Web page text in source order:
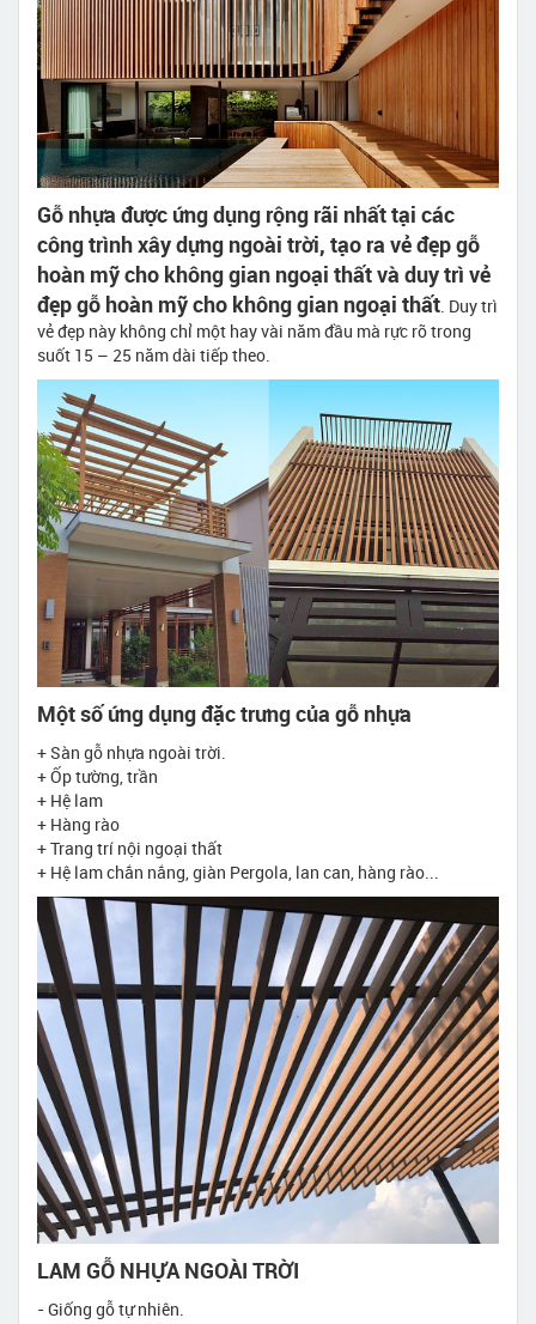
Gỗ nhựa được ứng dụng rộng rãi nhất tại các
công trình xây dựng ngoài trời, tạo ra vẻ đẹp gỗ
hoàn mỹ cho không gian ngoại thất và duy trì vẻ
đẹp gỗ hoàn mỹ cho không gian ngoại thất. Duy trì
vẻ đẹp này không chỉ một hay vài năm đầu mà rực rỡ trong
suốt 15 – 25 năm dài tiếp theo.
Một số ứng dụng đặc trưng của gỗ nhựa
+ Sàn gỗ nhựa ngoài trời.
+ Ốp tường, trần
+ Hệ lam
+ Hàng rào
+ Trang trí nội ngoại thất
+ Hệ lam chắn nắng, giàn Pergola, lan can, hàng rào...
LAM GỖ NHỰA NGOÀI TRỜI
- Giống gỗ tự nhiên.